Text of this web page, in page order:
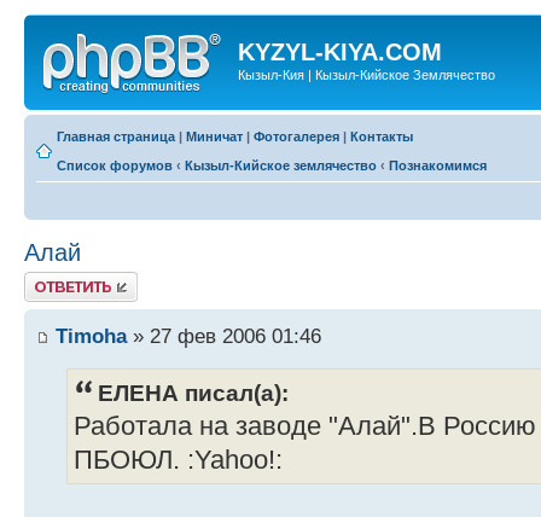
KYZYL-KIYA.COM
Кызыл-Кия | Кызыл-Кийское Землячество
Главная страница | Миничат | Фотогалерея | Контакты
Список форумов ‹ Кызыл-Кийское землячество ‹ Познакомимся
Алай
Ответить
Timoha» 27 фев 2006 01:46
ЕЛЕНА писал(а):
Работала на заводе "Алай".В Россию
ПБОЮЛ. :Yahoo!: